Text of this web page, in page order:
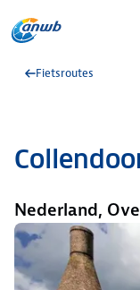
Fietsroutes
Nederland,